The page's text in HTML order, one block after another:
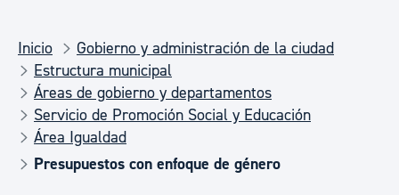
Inicio
Gobierno y administración de la ciudad
Estructura municipal
Áreas de gobierno y departamentos
Servicio de Promoción Social y Educación
Área Igualdad
Presupuestos con enfoque de género